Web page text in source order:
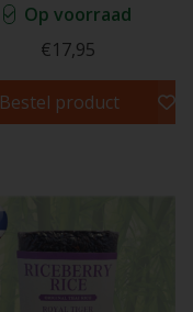
Op voorraad
€17,95
Bestel product